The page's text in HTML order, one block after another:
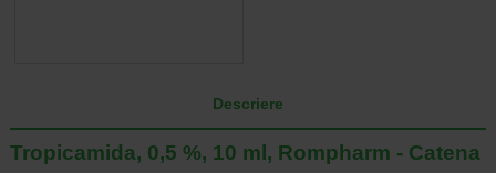
Descriere
Tropicamida, 0,5 %, 10 ml, Rompharm - Catena